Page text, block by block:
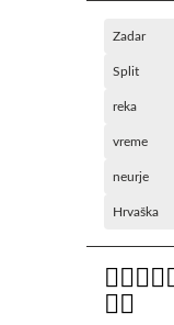
Zadar
Split
reka
vreme
neurje
Hrvaška